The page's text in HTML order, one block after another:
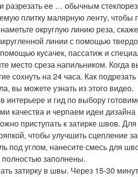
разрезать ее … обычным
плитку малярную ленту, чтобы
округлую линию реза,
линии с помощью
кусачек, пассатиж и
место среза напильником. Когда
сохнуть на 24 часа. Как
вы можете узнать из этого видео.
и гид по выбору
качества и черпаем идеи
приступать к затирке швов. Для
чтобы улучшить сцепление
под углом, нанесите смесь для
заполнены.
затирку в швы. Через 15-30